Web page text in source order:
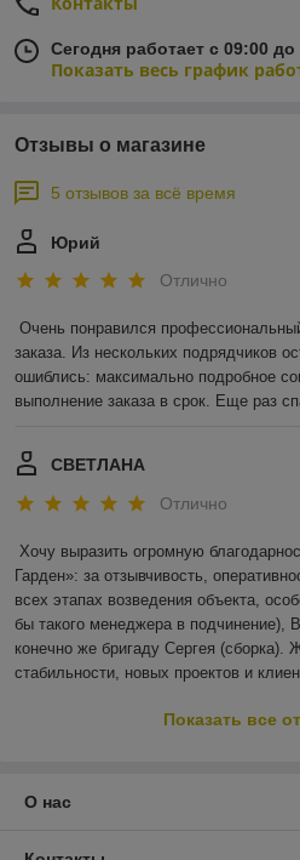
Сегодня работает с 09:00 до
Показать весь график
Отзывы о магазине
5 отзывов за всё время
Юрий
Отлично
Очень понравился
заказа. Из нескольких подрядчиков
ошиблись: максимально подробное
выполнение заказа в срок. Еще раз
СВЕТЛАНА
Отлично
Хочу выразить огромную
Гарден»: за отзывчивость,
всех этапах возведения объекта,
бы такого менеджера в подчинение),
конечно же бригаду Сергея (сборка).
стабильности, новых проектов и
Показать все
О нас